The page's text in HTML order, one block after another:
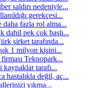
saldırı nedeniyle...
gerekçesi...
daha fazla rol alma...
dahil pek çok başlı...
şirket tarafında...
1 milyon kişini...
Teknopark...
kaynaklar tarafı...
hastalıkla değil, aç...
yıkma...